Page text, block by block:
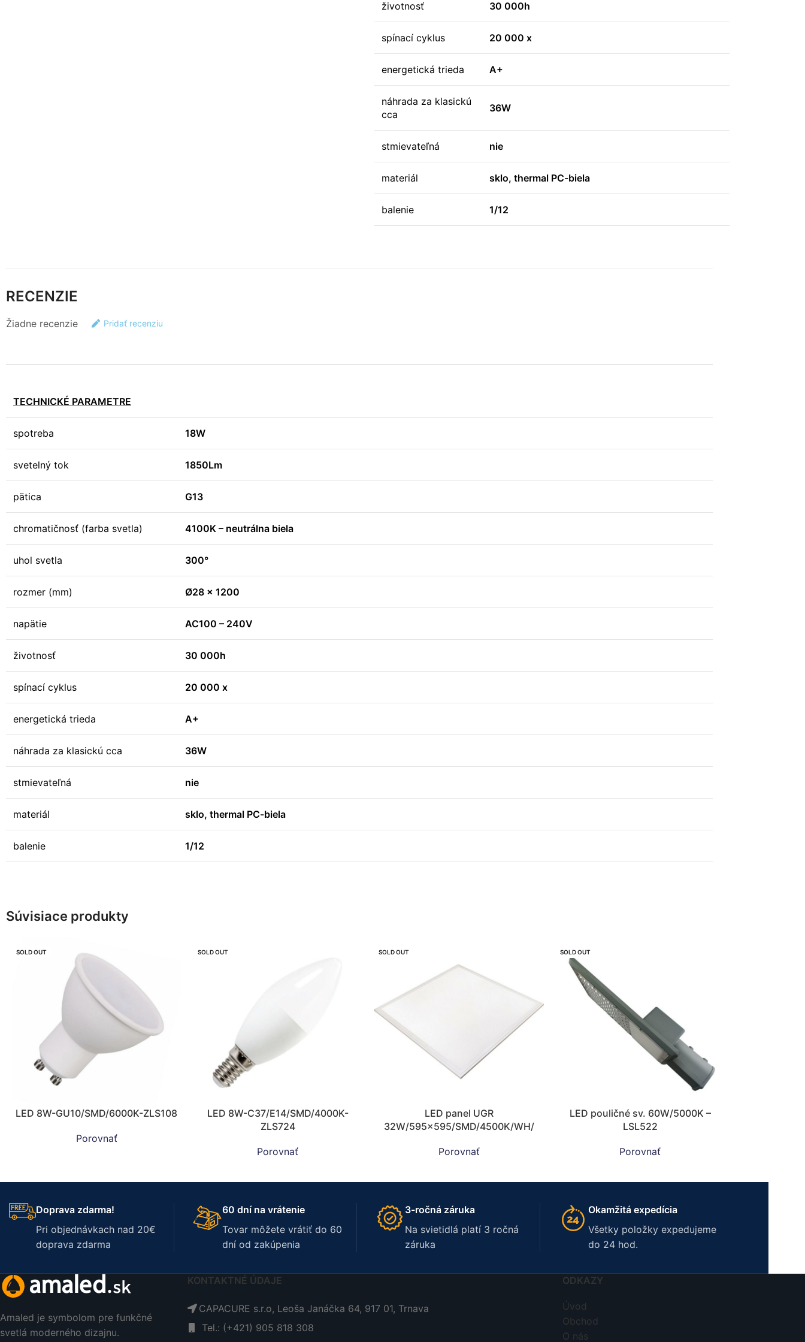
životnosť 30 000h
spínací cyklus 20 000 x
energetická trieda A+
náhrada za klasickú
cca
36W
stmievateľná nie
materiál sklo, thermal PC-biela
balenie 1/12
RECENZIE
Žiadne recenzie Pridať recenziu
TECHNICKÉ PARAMETRE
spotreba 18W
svetelný tok 1850Lm
pätica G13
chromatičnosť (farba svetla) 4100K – neutrálna biela
uhol svetla 300°
rozmer (mm) Ø28 x 1200
napätie AC100 – 240V
životnosť 30 000h
spínací cyklus 20 000 x
energetická trieda A+
náhrada za klasickú cca 36W
stmievateľná nie
materiál sklo, thermal PC-biela
balenie 1/12
Súvisiace produkty
SOLD OUT
LED 8W-GU10/SMD/6000K-ZLS108
Porovnať
SOLD OUT
LED 8W-C37/E14/SMD/4000K-
ZLS724
Porovnať
SOLD OUT
LED panel UGR
32W/595×595/SMD/4500K/WH/
Porovnať
SOLD OUT
LED pouličné sv. 60W/5000K –
LSL522
Porovnať
Doprava zdarma!
Pri objednávkach nad 20€
doprava zdarma
60 dní na vrátenie
Tovar môžete vrátiť do 60
dní od zakúpenia
3-ročná záruka
Na svietidlá platí 3 ročná
záruka
Okamžitá expedícia
Všetky položky expedujeme
do 24 hod.
Amaled je symbolom pre funkčné
svetlá moderného dizajnu.
KONTAKTNÉ ÚDAJE
CAPACURE s.r.o, Leoša Janáčka 64, 917 01, Trnava
Tel.: (+421) 905 818 308
ODKAZY
Úvod
Obchod
O nás